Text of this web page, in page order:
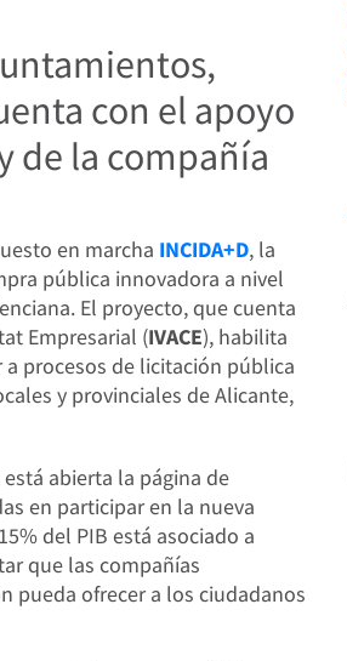
con el apoyo
de la compañía
en marcha INCIDA+D, la
pública innovadora a nivel
El proyecto, que cuenta
Empresarial (IVACE), habilita
procesos de licitación pública
y provinciales de Alicante,
abierta la página de
en participar en la nueva
del PIB está asociado a
que las compañías
pueda ofrecer a los ciudadanos